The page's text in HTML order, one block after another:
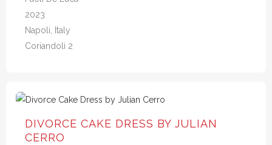
2023
Napoli, Italy
Coriandoli 2
DIVORCE CAKE DRESS BY JULIAN
CERRO